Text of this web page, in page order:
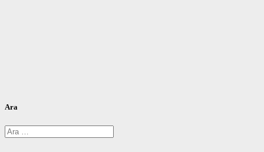
Ara
Arama: